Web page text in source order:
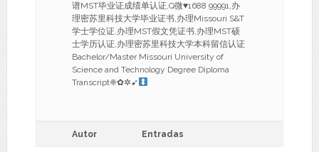
谱MST毕业证成绩单认证,Q微♥1688 99991,办
理密苏里科技大学毕业证书,办理Missouri S&T
学士学位证,办理MST假文凭证书,办理MST硕
士学历认证,办理密苏里科技大学本科留信认证
Bachelor/Master Missouri University of
Science and Technology Degree Diploma
Transcript❈✿✲➹
Autor Entradas